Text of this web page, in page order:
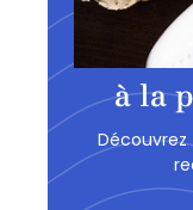
à la